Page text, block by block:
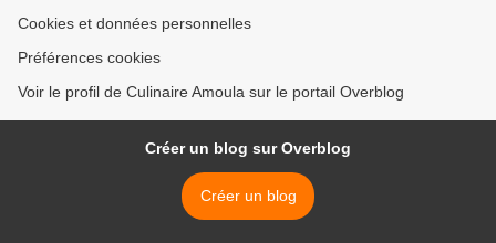
Cookies et données personnelles
Préférences cookies
Voir le profil de Culinaire Amoula sur le portail Overblog
Créer un blog sur Overblog
Créer un blog